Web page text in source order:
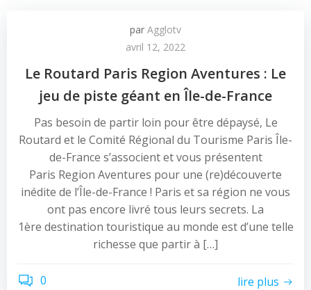
par Agglotv
avril 12, 2022
Le Routard Paris Region Aventures : Le
jeu de piste géant en Île-de-France
Pas besoin de partir loin pour être dépaysé, Le
Routard et le Comité Régional du Tourisme Paris Île-
de-France s’associent et vous présentent
Paris Region Aventures pour une (re)découverte
inédite de l’Île-de-France ! Paris et sa région ne vous
ont pas encore livré tous leurs secrets. La
1ère destination touristique au monde est d’une telle
richesse que partir à […]
0 lire plus